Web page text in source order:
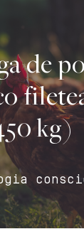
de
kg)